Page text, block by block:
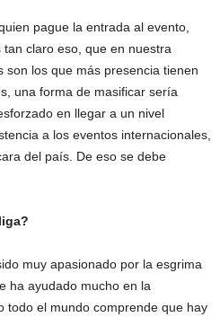
pague la entrada al evento,
claro eso, que en nuestra
son los que más presencia tienen
una forma de masificar sería
en llegar a un nivel
a los eventos internacionales,
del país. De eso se debe
muy apasionado por la esgrima
ha ayudado mucho en la
todo el mundo comprende que hay